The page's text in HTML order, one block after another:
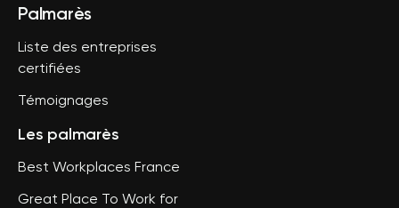
Palmarès
Liste des entreprises
certifiées
Témoignages
Les palmarès
Best Workplaces France
Great Place To Work for